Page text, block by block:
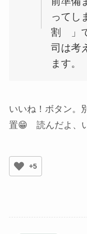
ってし
割 」
司は考
ます。
いいね！ボタン
置😁 読んだよ、
+5